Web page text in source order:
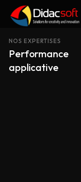
NOS EXPERTISES
Performance
applicative